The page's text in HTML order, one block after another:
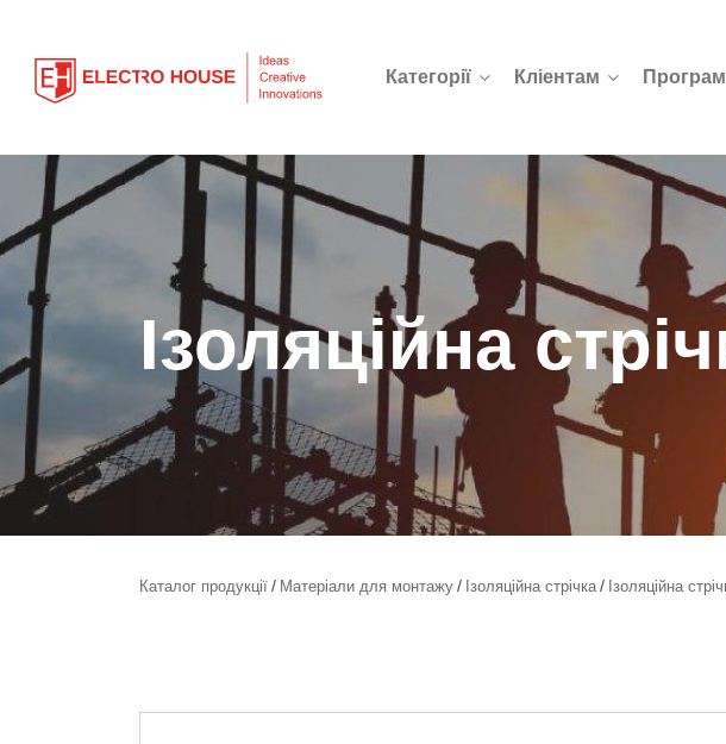
Категорії Кліентам
Ізоляційна
Каталог продукції Матеріали для монтажу Ізоляційна стрічка Ізоляційна